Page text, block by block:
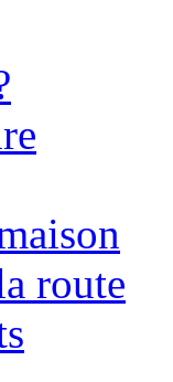
route